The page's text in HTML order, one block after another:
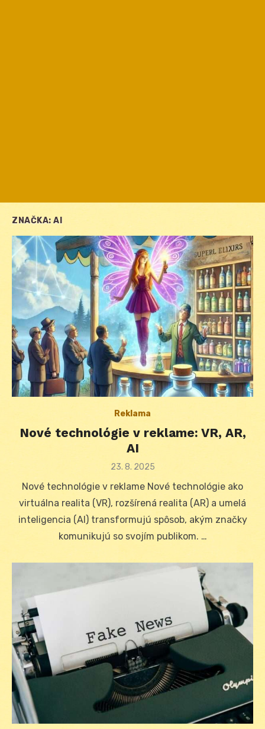
ZNAČKA: AI
Reklama
Nové technológie v reklame: VR, AR,
AI
Posted
23. 8. 2025
Nové technológie v reklame Nové technológie ako
virtuálna realita (VR), rozšírená realita (AR) a umelá
inteligencia (AI) transformujú spôsob, akým značky
komunikujú so svojím publikom. …